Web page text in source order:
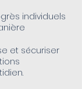
individuels
et sécuriser